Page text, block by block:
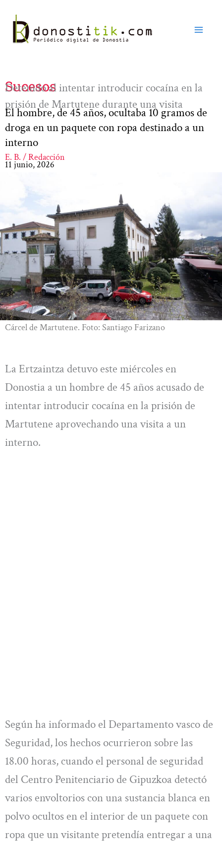
contenido
Sucesos
Detenido al intentar introducir cocaína en la
prisión de Martutene durante una visita
El hombre, de 45 años, ocultaba 10 gramos de
droga en un paquete con ropa destinado a un
interno
E. B. / Redacción
11 junio, 2026
Cárcel de Martutene. Foto: Santiago Farizano
La Ertzaintza detuvo este miércoles en
Donostia a un hombre de 45 años acusado de
intentar introducir cocaína en la prisión de
Martutene aprovechando una visita a un
interno.
Según ha informado el Departamento vasco de
Seguridad, los hechos ocurrieron sobre las
18.00 horas, cuando el personal de seguridad
del Centro Penitenciario de Gipuzkoa detectó
varios envoltorios con una sustancia blanca en
polvo ocultos en el interior de un paquete con
ropa que un visitante pretendía entregar a una